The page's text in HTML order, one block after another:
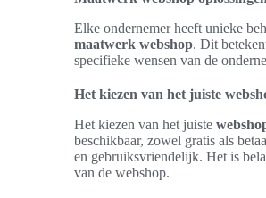
Elke ondernemer heeft unieke
maatwerk webshop. Dit
specifieke wensen van de
Het kiezen van het juiste
Het kiezen van het juiste
beschikbaar, zowel gratis als
en gebruiksvriendelijk. Het is
van de webshop.